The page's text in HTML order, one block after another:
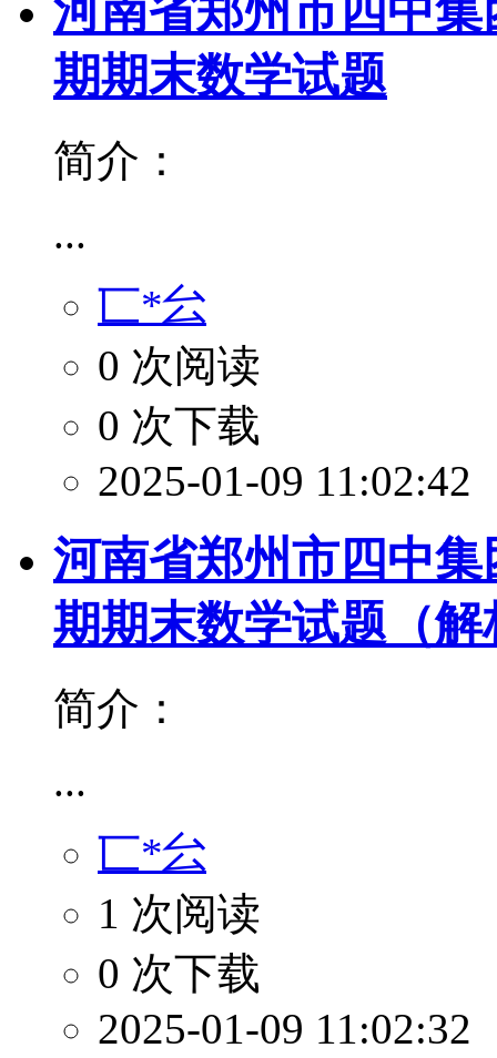
河南省郑州市四中集
期期末数学试题
简介：
...
匸*㕕
0 次阅读
0 次下载
2025-01-09 11:02:42
河南省郑州市四中集
期期末数学试题（解
简介：
...
匸*㕕
1 次阅读
0 次下载
2025-01-09 11:02:32